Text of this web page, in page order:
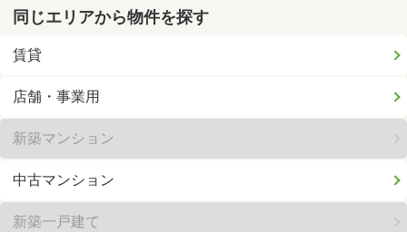
同じエリアから物件を探す
賃貸
店舗・事業用
新築マンション
中古マンション
新築一戸建て